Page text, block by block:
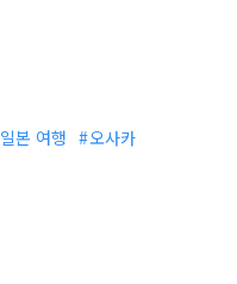
일본 여행
오사카